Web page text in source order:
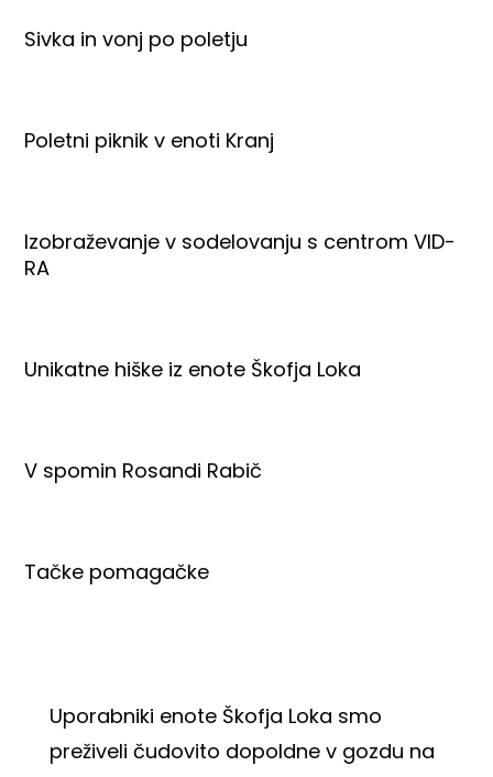
Sivka in vonj po poletju
Poletni piknik v enoti Kranj
Izobraževanje v sodelovanju s centrom VID-
RA
Unikatne hiške iz enote Škofja Loka
V spomin Rosandi Rabič
Tačke pomagačke
Uporabniki enote Škofja Loka smo
preživeli čudovito dopoldne v gozdu na